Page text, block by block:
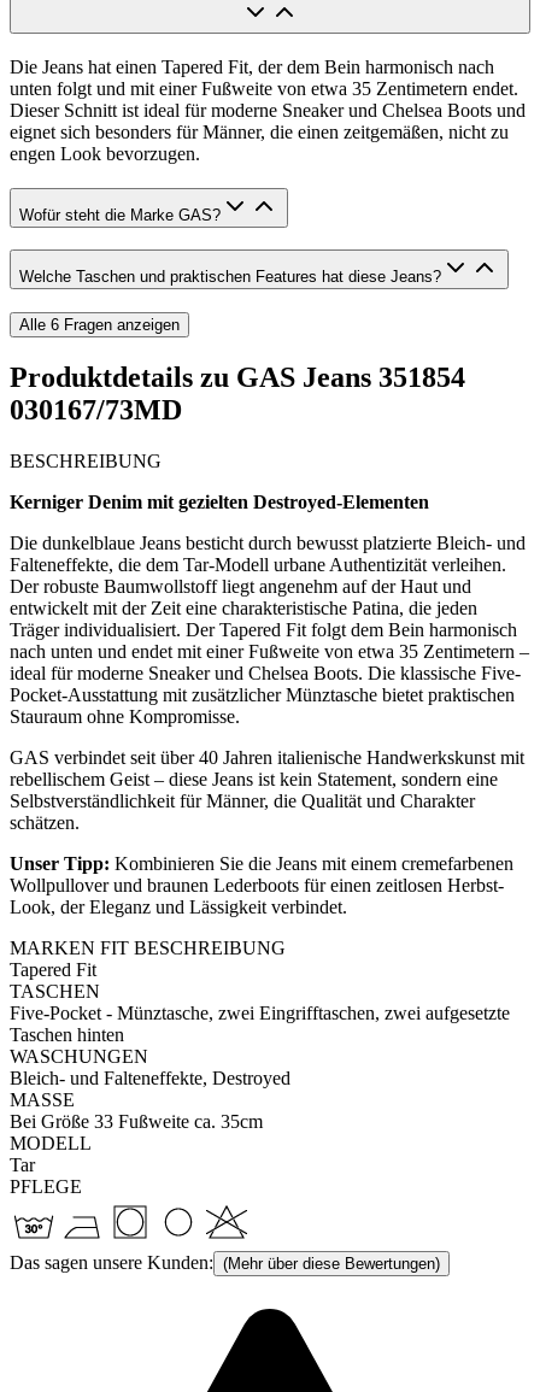
Die Jeans hat einen Tapered Fit, der dem Bein harmonisch nach
unten folgt und mit einer Fußweite von etwa 35 Zentimetern endet.
Dieser Schnitt ist ideal für moderne Sneaker und Chelsea Boots und
eignet sich besonders für Männer, die einen zeitgemäßen, nicht zu
engen Look bevorzugen.
Wofür steht die Marke GAS?
Welche Taschen und praktischen Features hat diese Jeans?
Alle 6 Fragen anzeigen
Produktdetails zu GAS Jeans 351854
030167/73MD
BESCHREIBUNG
Kerniger Denim mit gezielten Destroyed-Elementen
Die dunkelblaue Jeans besticht durch bewusst platzierte Bleich- und
Falteneffekte, die dem Tar-Modell urbane Authentizität verleihen.
Der robuste Baumwollstoff liegt angenehm auf der Haut und
entwickelt mit der Zeit eine charakteristische Patina, die jeden
Träger individualisiert. Der Tapered Fit folgt dem Bein harmonisch
nach unten und endet mit einer Fußweite von etwa 35 Zentimetern –
ideal für moderne Sneaker und Chelsea Boots. Die klassische Five-
Pocket-Ausstattung mit zusätzlicher Münztasche bietet praktischen
Stauraum ohne Kompromisse.
GAS verbindet seit über 40 Jahren italienische Handwerkskunst mit
rebellischem Geist – diese Jeans ist kein Statement, sondern eine
Selbstverständlichkeit für Männer, die Qualität und Charakter
schätzen.
Unser Tipp: Kombinieren Sie die Jeans mit einem cremefarbenen
Wollpullover und braunen Lederboots für einen zeitlosen Herbst-
Look, der Eleganz und Lässigkeit verbindet.
MARKEN FIT BESCHREIBUNG
Tapered Fit
TASCHEN
Five-Pocket - Münztasche, zwei Eingrifftaschen, zwei aufgesetzte
Taschen hinten
WASCHUNGEN
Bleich- und Falteneffekte, Destroyed
MASSE
Bei Größe 33 Fußweite ca. 35cm
MODELL
Tar
PFLEGE
Das sagen unsere Kunden: (Mehr über diese Bewertungen)